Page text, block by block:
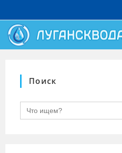
Поиск
Search
for: